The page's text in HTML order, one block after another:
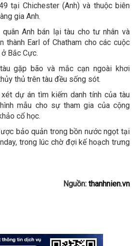
tại Chichester (Anh) và thuộc biên
gia Anh.
Anh bán lại tàu cho tư nhân và
thành Earl of Chatham cho các cuộc
Bắc Cực.
gặp bão và mắc cạn ngoài khơi
thủ trên tàu đều sống sót.
xét dự án tìm kiếm danh tính của tàu
mẫu cho sự tham gia của cộng
cổ học.
bảo quản trong bồn nước ngọt tại
trong lúc chờ đợi kế hoạch trưng
Nguồn: thanhnien.vn